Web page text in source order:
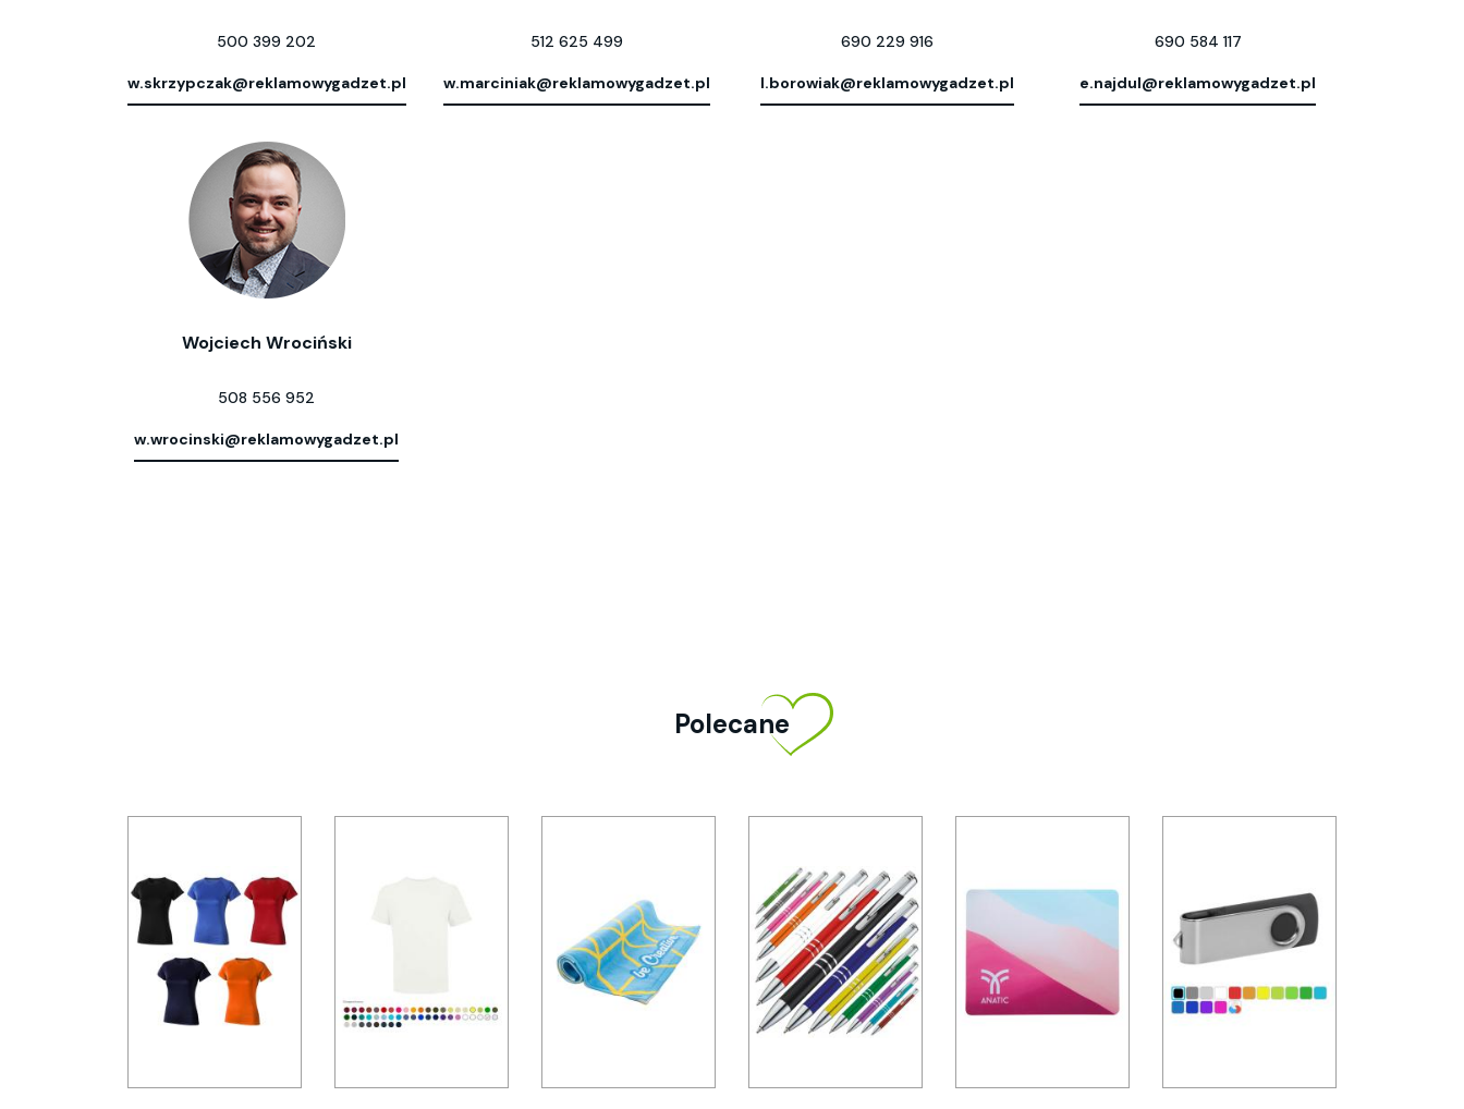
500 399 202
w.skrzypczak@reklamowygadzet.pl
512 625 499
w.marciniak@reklamowygadzet.pl
690 229 916
l.borowiak@reklamowygadzet.pl
690 584 117
e.najdul@reklamowygadzet.pl
Wojciech Wrociński
508 556 952
w.wrocinski@reklamowygadzet.pl
Polecane